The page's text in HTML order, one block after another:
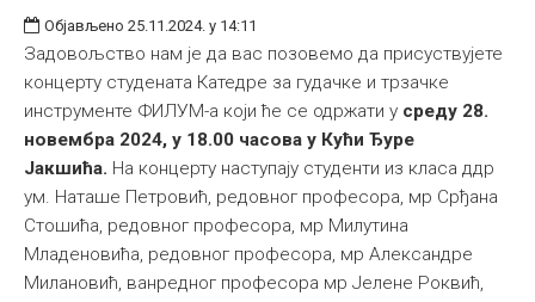
Објављено 25.11.2024. у 14:11
Задовољство нам је да вас позовемо да присуствујете
концерту студената Катедре за гудачке и трзачке
инструменте ФИЛУМ-а који ће се одржати у среду 28.
новембра 2024, у 18.00 часова у Кући Ђуре
Јакшића. На концерту наступају студенти из класа ддр
ум. Наташе Петровић, редовног професора, мр Срђана
Стошића, редовног професора, мр Милутина
Младеновића, редовног професора, мр Александре
Милановић, ванредног професора мр Јелене Роквић,